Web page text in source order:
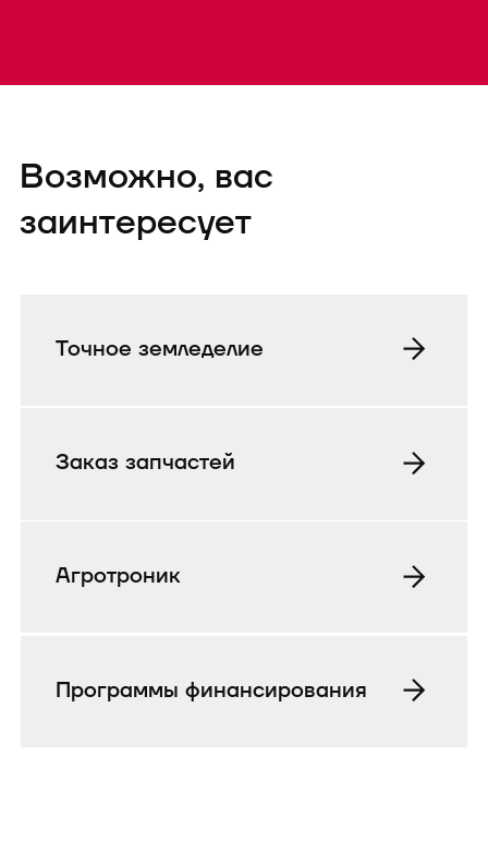
Возможно, вас
заинтересует
Точное земледелие
Заказ запчастей
Агротроник
Программы финансирования